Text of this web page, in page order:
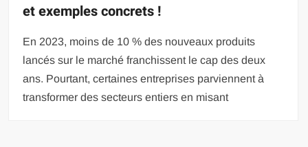
et exemples concrets !
En 2023, moins de 10 % des nouveaux produits
lancés sur le marché franchissent le cap des deux
ans. Pourtant, certaines entreprises parviennent à
transformer des secteurs entiers en misant